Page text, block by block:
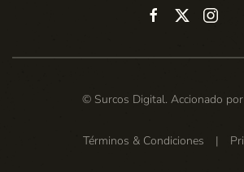
© Surcos Digital. Accionado por
Términos & Condiciones |